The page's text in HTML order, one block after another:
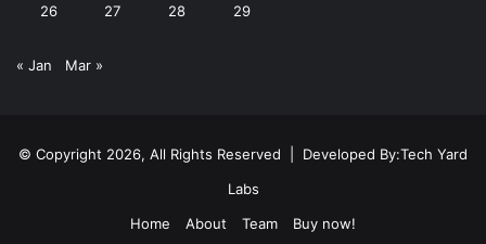
26 27 28 29
« Jan Mar »
© Copyright 2026, All Rights Reserved | Developed By:Tech Yard
Labs
Home
About Team Buy now!